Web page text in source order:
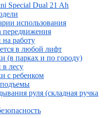
Special Dual 21 Ah
использования
передвижения
на работу
в любой лифт
(в парках и по городу)
в лесу
с ребенком
руля (складная ручка